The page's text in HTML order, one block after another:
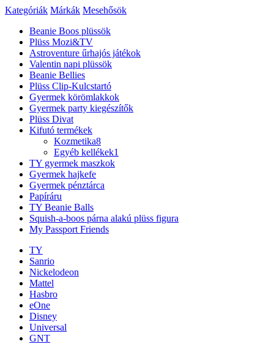
Kategóriák Márkák Mesehősök
Beanie Boos plüssök
Plüss Mozi&TV
Astroventure űrhajós játékok
Valentin napi plüssök
Beanie Bellies
Plüss Clip-Kulcstartó
Gyermek körömlakkok
Gyermek party kiegészítők
Plüss Divat
Kifutó termékek
Kozmetika8
Egyéb kellékek1
TY gyermek maszkok
Gyermek hajkefe
Gyermek pénztárca
Papíráru
TY Beanie Balls
Squish-a-boos párna alakú plüss figura
My Passport Friends
TY
Sanrio
Nickelodeon
Mattel
Hasbro
eOne
Disney
Universal
GNT